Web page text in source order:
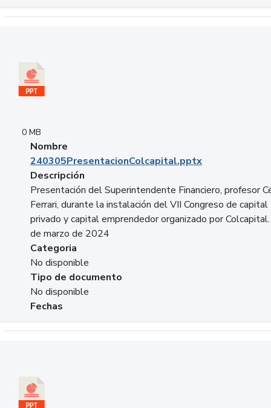
0 MB
Nombre
240305PresentacionColcapital.pptx
Descripción
Presentación del Superintendente Financiero, profesor
Ferrari, durante la instalación del VII Congreso de capital
privado y capital emprendedor organizado por
de marzo de 2024
Categoria
No disponible
Tipo de documento
No disponible
Fechas